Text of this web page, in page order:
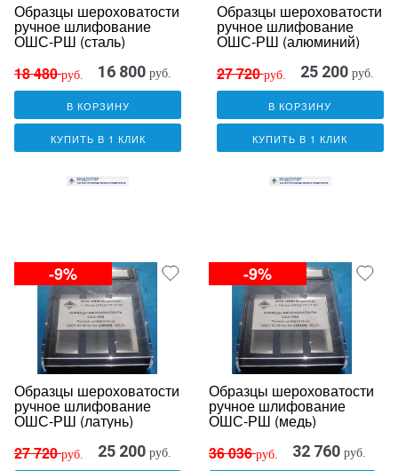
Образцы шероховатости
ручное шлифование
ОШС-РШ (сталь)
18 480руб. 16 800 руб.
В КОРЗИНУ
КУПИТЬ В 1 КЛИК
Образцы шероховатости
ручное шлифование
ОШС-РШ (алюминий)
27 720руб. 25 200 руб.
В КОРЗИНУ
КУПИТЬ В 1 КЛИК
-9%
Образцы шероховатости
ручное шлифование
ОШС-РШ (латунь)
27 720руб. 25 200 руб.
-9%
Образцы шероховатости
ручное шлифование
ОШС-РШ (медь)
36 036руб. 32 760 руб.